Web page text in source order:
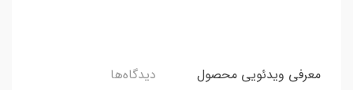
معرفی ویدئویی محصول دیدگاه‌ها